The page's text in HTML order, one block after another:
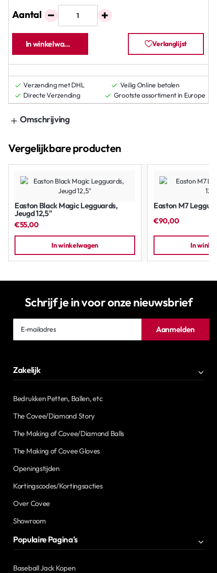
Aantal
In winkelwagen Verlanglijst
Verzending met DHL
Veilig Online betalen
Directe Verzending
Grootste assortiment in Europe
Omschrijving
Vergelijkbare producten
Easton Black Magic Legguards,
Jeugd 12,5"
€55,00
In winkelwagen
Easton M7
€90,00
In
Schrijf je in voor onze nieuwsbrief
Aanmelden
Zakelijk
Bedrukken Petten, Ballen, etc
The Covee/Diamond Story
The Making of Covee/Diamond Balls
The Making of Covee Gloves
Openingstijden
Kortingscodes/Kortingsacties
Over Covee
Showroom
Populaire Pagina's
Baseball Jack Kopen